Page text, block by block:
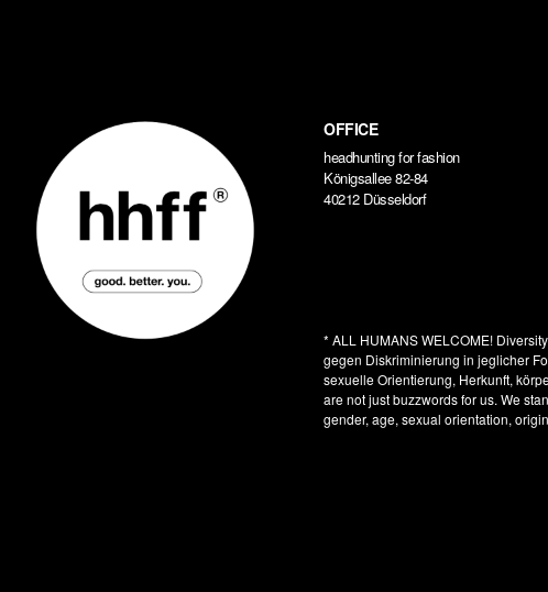
OFFICE
headhunting for fashion
Königsallee 82-84
40212 Düsseldorf
* ALL HUMANS WELCOME!
gegen Diskriminierung in jeglicher
sexuelle Orientierung, Herkunft,
are not just buzzwords for us. We
gender, age, sexual orientation,